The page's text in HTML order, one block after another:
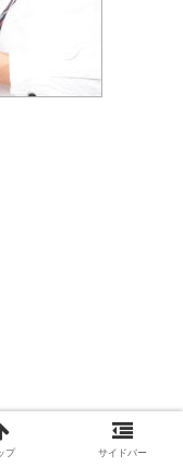
転載を禁じます。すべ
プ サイドバー